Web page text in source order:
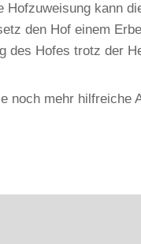
Hofzuweisung kann
den Hof einem
des Hofes trotz der
noch mehr hilfreiche